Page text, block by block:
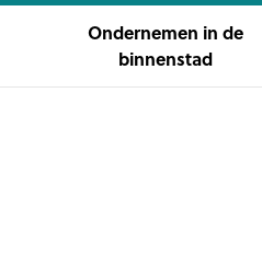
Ondernemen in de
binnenstad